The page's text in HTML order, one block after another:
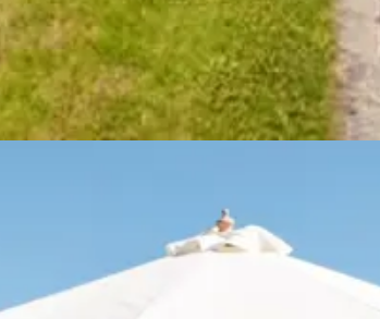
Städte und interessante Ausflugsziele.